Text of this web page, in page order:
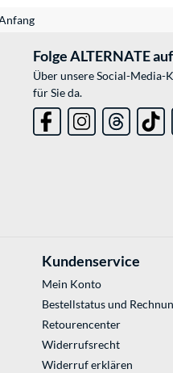
Folge ALTERNATE
Über unsere Social-
für Sie da.
Kundenservice
Mein Konto
Bestellstatus und
Retourencenter
Widerrufsrecht
Widerruf erklären